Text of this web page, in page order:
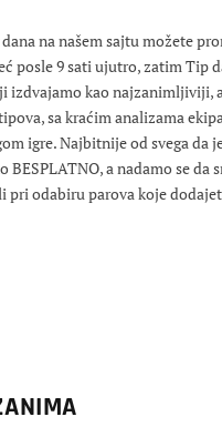
dana na našem sajtu možete
posle 9 sati ujutro, zatim Tip
izdvajamo kao najzanimljiviji,
sa kraćim analizama
igre. Najbitnije od svega da
BESPLATNO, a nadamo se da
pri odabiru parova koje